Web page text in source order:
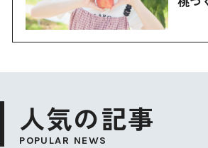
人気の記事
POPULAR NEWS